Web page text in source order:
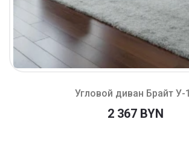
Угловой диван Брайт У-
2 367 BYN